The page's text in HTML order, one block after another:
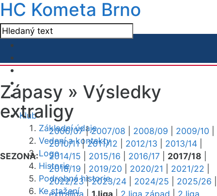
HC Kometa Brno
Klub
Základní údaje
Vedení a kontakty
Logo
Historie
Podrobná historie
Ke stažení
Zápasy » Výsledky
extraligy
SEZONA:
2006/07|2007/08 2008/09 2009/10
2010/11|2011/12 2012/13 2013/14
2014/15
2015/16 2016/17 2017/18
2018/19
2019/20 2020/21 2021/22
2022/23|2023/24 2024/25 2025/26
extraliga 1.liga 2.liga západ
2.liga